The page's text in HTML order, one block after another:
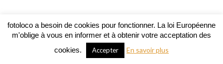
fotoloco a besoin de cookies pour fonctionner. La loi Européenne
m'oblige à vous en informer et à obtenir votre acceptation des
cookies.
Accepter En savoir plus